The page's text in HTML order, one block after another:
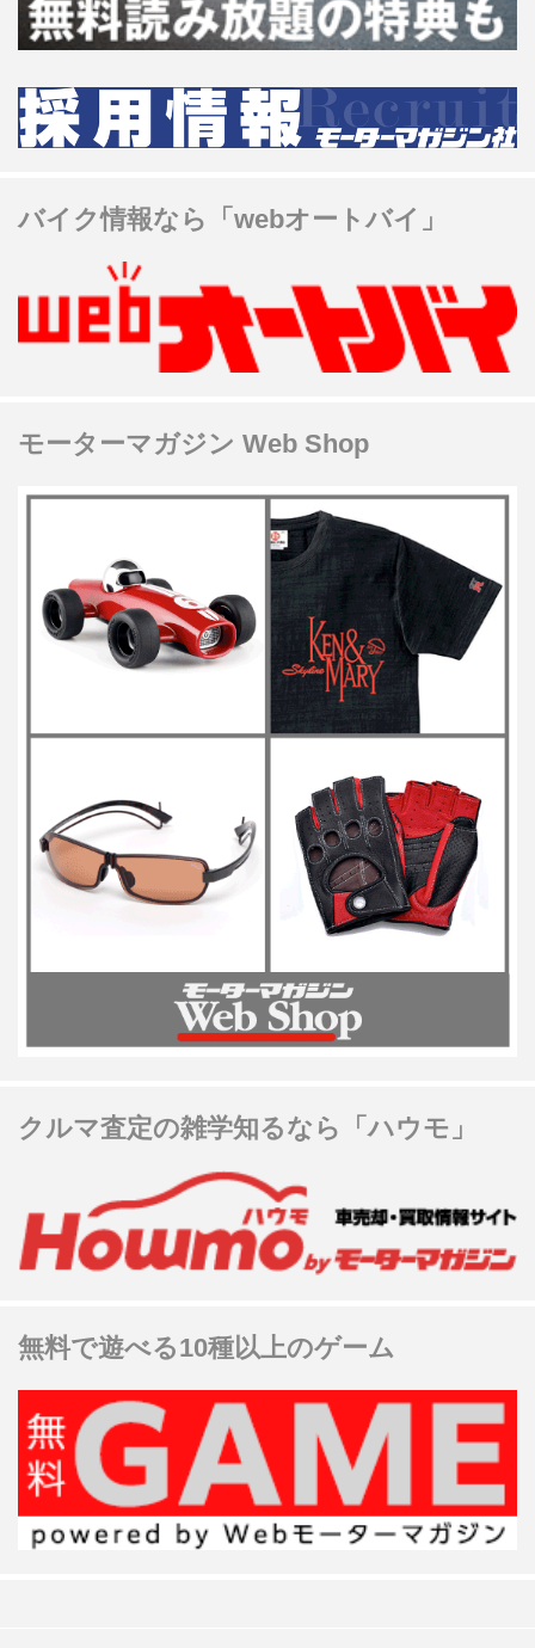
バイク情報なら「webオートバイ」
モーターマガジン Web Shop
クルマ査定の雑学知るなら「ハウモ」
無料で遊べる10種以上のゲーム